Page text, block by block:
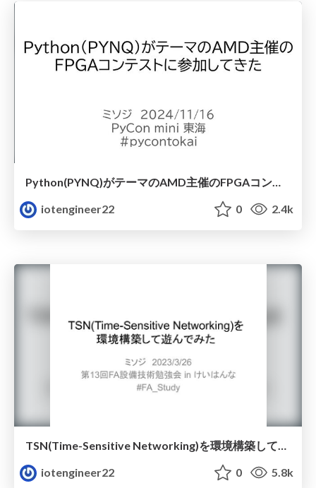
Python(PYNQ)がテーマのAMD主催のFPGAコンテストに参加してきた
iotengineer22
0 2.4k
iotengineer22
0 5.8k